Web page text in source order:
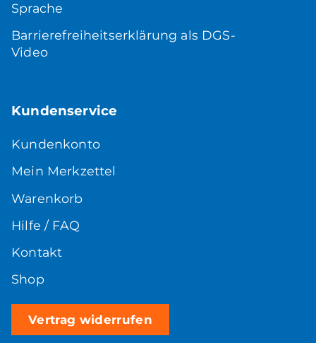
Sprache
Barrierefreiheitserklärung als DGS-
Video
Kundenservice
Kundenkonto
Mein Merkzettel
Warenkorb
Hilfe / FAQ
Kontakt
Shop
Vertrag widerrufen